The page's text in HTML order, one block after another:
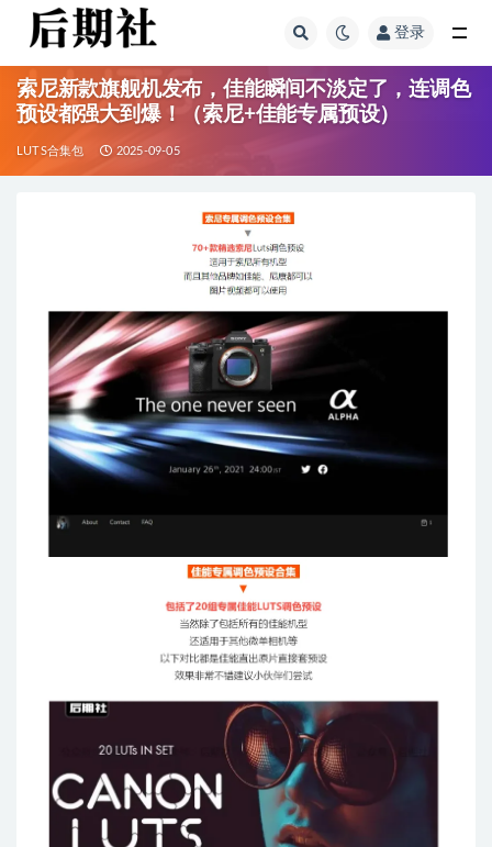
登录
索尼新款旗舰机发布，佳能瞬间不淡定了，连调色
预设都强大到爆！（索尼+佳能专属预设）
LUTS合集包 2025-09-05